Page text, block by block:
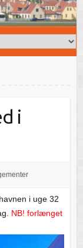
i
i uge 32
NB! forlænget